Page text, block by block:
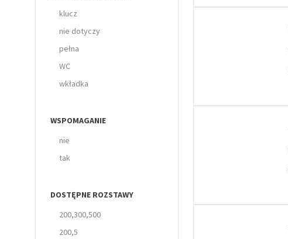
klucz
nie dotyczy
pełna
WC
wkładka
WSPOMAGANIE
nie
tak
DOSTĘPNE ROZSTAWY
200,300,500
200,5